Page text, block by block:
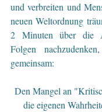
und verbreiten und
neuen Weltordnung
2 Minuten über die
Folgen
gemeinsam:
Den Mangel an
die eigenen